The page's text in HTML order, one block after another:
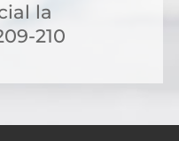
la
210